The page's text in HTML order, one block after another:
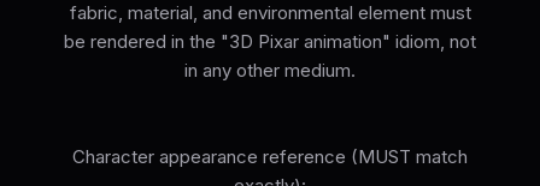
fabric, material, and environmental element must
be rendered in the "3D Pixar animation" idiom, not
in any other medium.
Character appearance reference (MUST match